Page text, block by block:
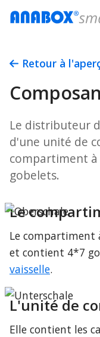
Retour à
Le distributeur
d'une unité de
compartiment
gobelets.
Le
Le compartiment
et contient 4*7
vaisselle.
L'unité de
Elle contient les